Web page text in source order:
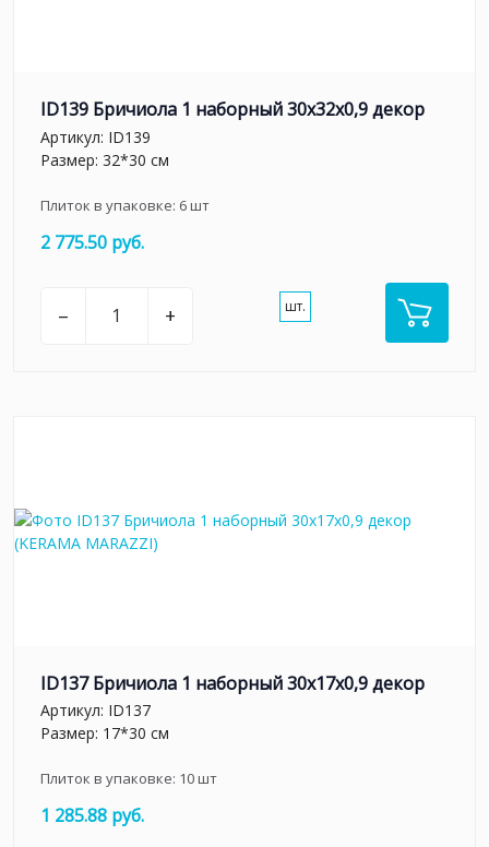
ID139 Бричиола 1 наборный 30х32x0,9 декор
Артикул: ID139
Размер: 32*30 см
Плиток в упаковке: 6шт
2 775.50 руб.
– + шт.
ID137 Бричиола 1 наборный 30х17x0,9 декор
Артикул: ID137
Размер: 17*30 см
Плиток в упаковке: 10шт
1 285.88 руб.